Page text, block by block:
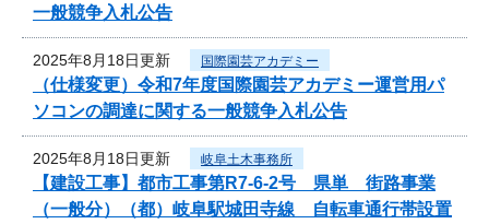
一般競争入札公告
2025年8月18日更新 国際園芸アカデミー
（仕様変更）令和7年度国際園芸アカデミー運営用パ
ソコンの調達に関する一般競争入札公告
2025年8月18日更新 岐阜土木事務所
【建設工事】都市工事第R7-6-2号 県単 街路事業
（一般分）（都）岐阜駅城田寺線 自転車通行帯設置